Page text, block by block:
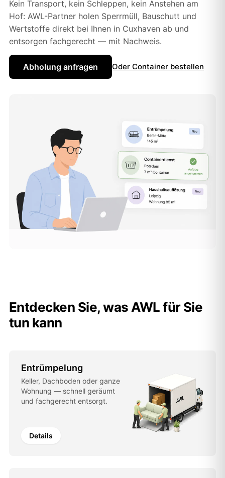
Kein Transport, kein Schleppen, kein Anstehen am
Hof: AWL-Partner holen Sperrmüll, Bauschutt und
Wertstoffe direkt bei Ihnen in Cuxhaven ab und
entsorgen fachgerecht — mit Nachweis.
Abholung anfragen Oder Container bestellen
Entdecken Sie, was AWL für Sie
tun kann
Entrümpelung
Keller, Dachboden oder ganze
Wohnung — schnell geräumt
und fachgerecht entsorgt.
Details